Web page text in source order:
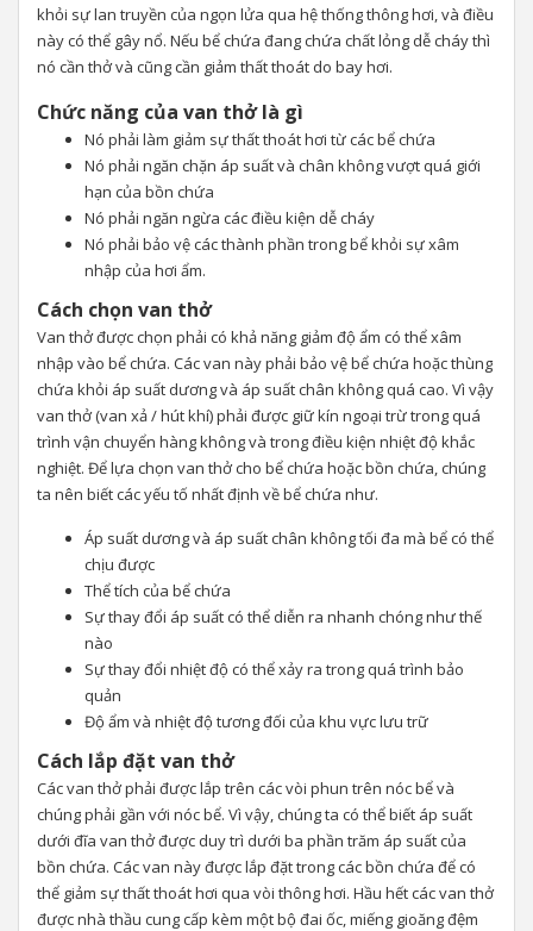
khỏi sự lan truyền của ngọn lửa qua hệ thống thông hơi, và điều
này có thể gây nổ. Nếu bể chứa đang chứa chất lỏng dễ cháy thì
nó cần thở và cũng cần giảm thất thoát do bay hơi.
Chức năng của van thởlà gì
Nó phải làm giảm sự thất thoát hơi từ các bể chứa
Nó phải ngăn chặn áp suất và chân không vượt quá giới
hạn của bồn chứa
Nó phải ngăn ngừa các điều kiện dễ cháy
Nó phải bảo vệ các thành phần trong bể khỏi sự xâm
nhập của hơi ẩm.
Cách chọn van thở
Van thở được chọn phải có khả năng giảm độ ẩm có thể xâm
nhập vào bể chứa. Các van này phải bảo vệ bể chứa hoặc thùng
chứa khỏi áp suất dương và áp suất chân không quá cao. Vì vậy
van thở (van xả / hút khí) phải được giữ kín ngoại trừ trong quá
trình vận chuyển hàng không và trong điều kiện nhiệt độ khắc
nghiệt. Để lựa chọn van thở cho bể chứa hoặc bồn chứa, chúng
ta nên biết các yếu tố nhất định về bể chứa như.
Áp suất dương và áp suất chân không tối đa mà bể có thể
chịu được
Thể tích của bể chứa
Sự thay đổi áp suất có thể diễn ra nhanh chóng như thế
nào
Sự thay đổi nhiệt độ có thể xảy ra trong quá trình bảo
quản
Độ ẩm và nhiệt độ tương đối của khu vực lưu trữ
Cách lắp đặt van thở
Các van thở phải được lắp trên các vòi phun trên nóc bể và
chúng phải gần với nóc bể. Vì vậy, chúng ta có thể biết áp suất
dưới đĩa van thở được duy trì dưới ba phần trăm áp suất của
bồn chứa. Các van này được lắp đặt trong các bồn chứa để có
thể giảm sự thất thoát hơi qua vòi thông hơi. Hầu hết các van thở
được nhà thầu cung cấp kèm một bộ đai ốc, miếng gioăng đệm